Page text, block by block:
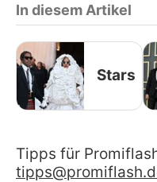
In diesem Artikel
Stars
Tipps für